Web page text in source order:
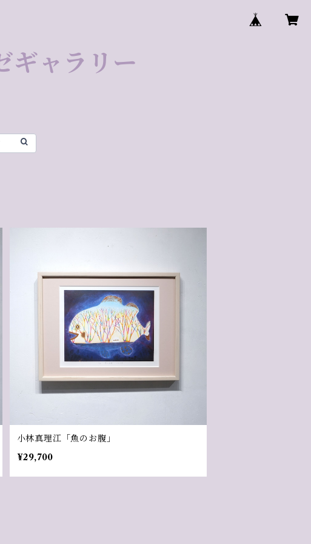
ャラリー
小林真理江「魚のお腹」
¥29,700